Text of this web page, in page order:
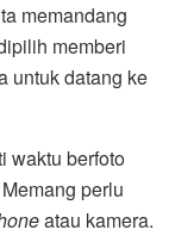
memandang
memberi
untuk datang ke
waktu berfoto
perlu
atau kamera.